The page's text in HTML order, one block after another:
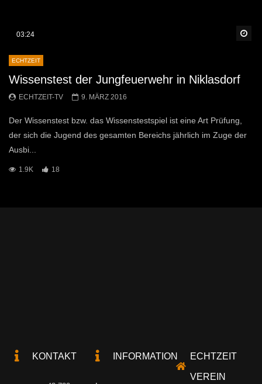
03:24
ECHTZEIT
Wissenstest der Jungfeuerwehr in Niklasdorf
ECHTZEIT-TV 9. MÄRZ 2016
Der Wissenstest bzw. das Wissenstestspiel ist eine Art Prüfung,
der sich die Jugend des gesamten Bereichs jährlich im Zuge der
Ausbi...
1.9K 18
KONTAKT INFORMATION ECHTZEIT
VEREIN